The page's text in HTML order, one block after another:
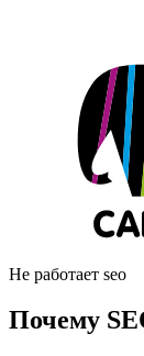
Не работает seo
Почему